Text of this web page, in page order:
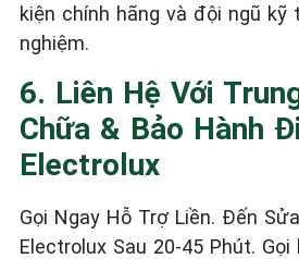
kiện chính hãng và đội ngũ kỹ
nghiệm.
6. Liên Hệ Với
Chữa & Bảo Hành
Electrolux
Gọi Ngay Hỗ Trợ Liền. Đến
Electrolux Sau 20-45 Phút.